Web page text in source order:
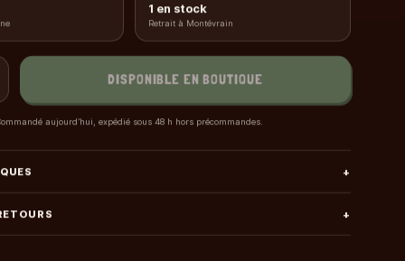
1 en stock
Retrait à Montévrain
DISPONIBLE EN BOUTIQUE
aujourd’hui, expédié sous 48 h hors précommandes.
+
+